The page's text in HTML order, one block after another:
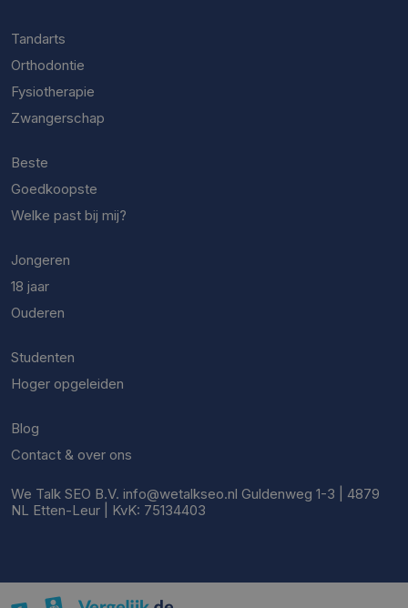
Tandarts
Orthodontie
Fysiotherapie
Zwangerschap
Beste
Goedkoopste
Welke past bij mij?
Jongeren
18 jaar
Ouderen
Studenten
Hoger opgeleiden
Blog
Contact & over ons
We Talk SEO B.V. info@wetalkseo.nl Guldenweg 1-3 | 4879
NL Etten-Leur | KvK: 75134403